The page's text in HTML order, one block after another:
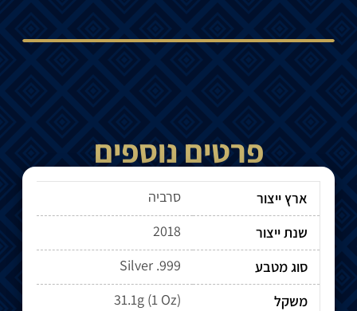
פרטים נוספים
ארץ ייצור
סרביה
שנת ייצור
2018
סוג מטבע
Silver .999
משקל
31.1g (1 Oz)